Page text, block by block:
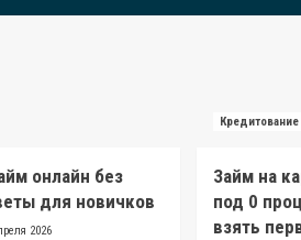
онлайн без
для новичков
2026
Кредитование
Займ на
под 0
взять